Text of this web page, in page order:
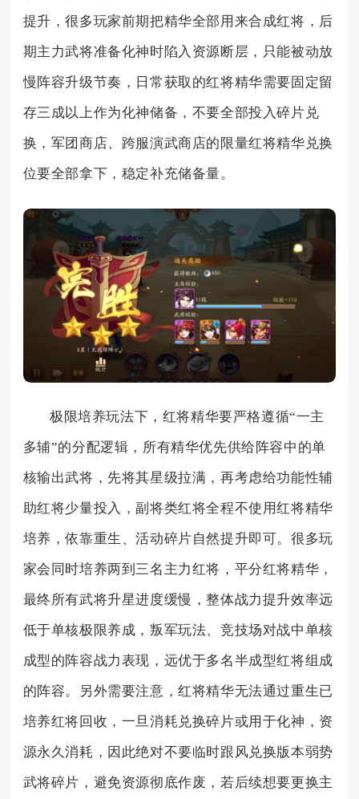
提升，很多玩家前期把精华全部用来合成红将，后
期主力武将准备化神时陷入资源断层，只能被动放
慢阵容升级节奏，日常获取的红将精华需要固定留
存三成以上作为化神储备，不要全部投入碎片兑
换，军团商店、跨服演武商店的限量红将精华兑换
位要全部拿下，稳定补充储备量。
极限培养玩法下，红将精华要严格遵循“一主
多辅”的分配逻辑，所有精华优先供给阵容中的单
核输出武将，先将其星级拉满，再考虑给功能性辅
助红将少量投入，副将类红将全程不使用红将精华
培养，依靠重生、活动碎片自然提升即可。很多玩
家会同时培养两到三名主力红将，平分红将精华，
最终所有武将升星进度缓慢，整体战力提升效率远
低于单核极限养成，叛军玩法、竞技场对战中单核
成型的阵容战力表现，远优于多名半成型红将组成
的阵容。另外需要注意，红将精华无法通过重生已
培养红将回收，一旦消耗兑换碎片或用于化神，资
源永久消耗，因此绝对不要临时跟风兑换版本弱势
武将碎片，避免资源彻底作废，若后续想要更换主